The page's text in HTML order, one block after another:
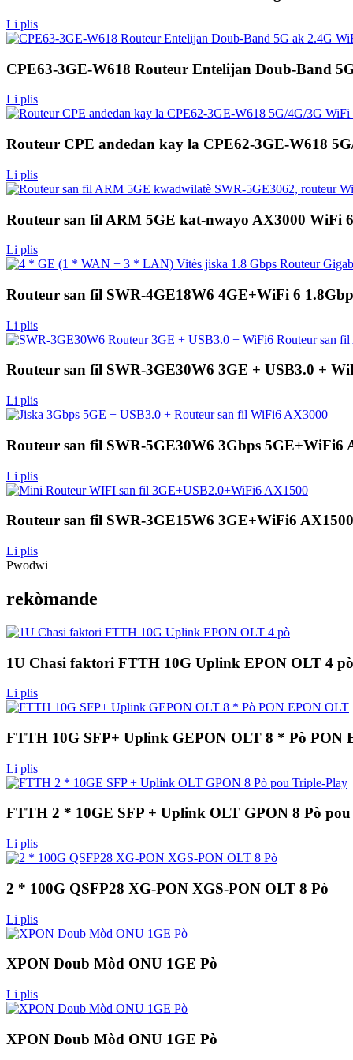
Li plis
CPE63-3GE-W618 Routeur Entelijan Doub-Band
Li plis
Routeur CPE andedan kay la CPE62-3GE-W618
Li plis
Routeur san fil ARM 5GE kat-nwayo AX3000 WiFi 6
Li plis
Routeur san fil SWR-4GE18W6 4GE+WiFi 6
Li plis
Routeur san fil SWR-3GE30W6 3GE + USB3.0 +
Li plis
Routeur san fil SWR-5GE30W6 3Gbps 5GE+WiFi6
Li plis
Routeur san fil SWR-3GE15W6 3GE+WiFi6 AX1500
Li plis
Pwodwi
rekòmande
1U Chasi faktori FTTH 10G Uplink EPON OLT 4 pò
Li plis
FTTH 10G SFP+ Uplink GEPON OLT 8 * Pò PON
Li plis
FTTH 2 * 10GE SFP + Uplink OLT GPON 8 Pò
Li plis
2 * 100G QSFP28 XG-PON XGS-PON OLT 8 Pò
Li plis
XPON Doub Mòd ONU 1GE Pò
Li plis
XPON Doub Mòd ONU 1GE Pò